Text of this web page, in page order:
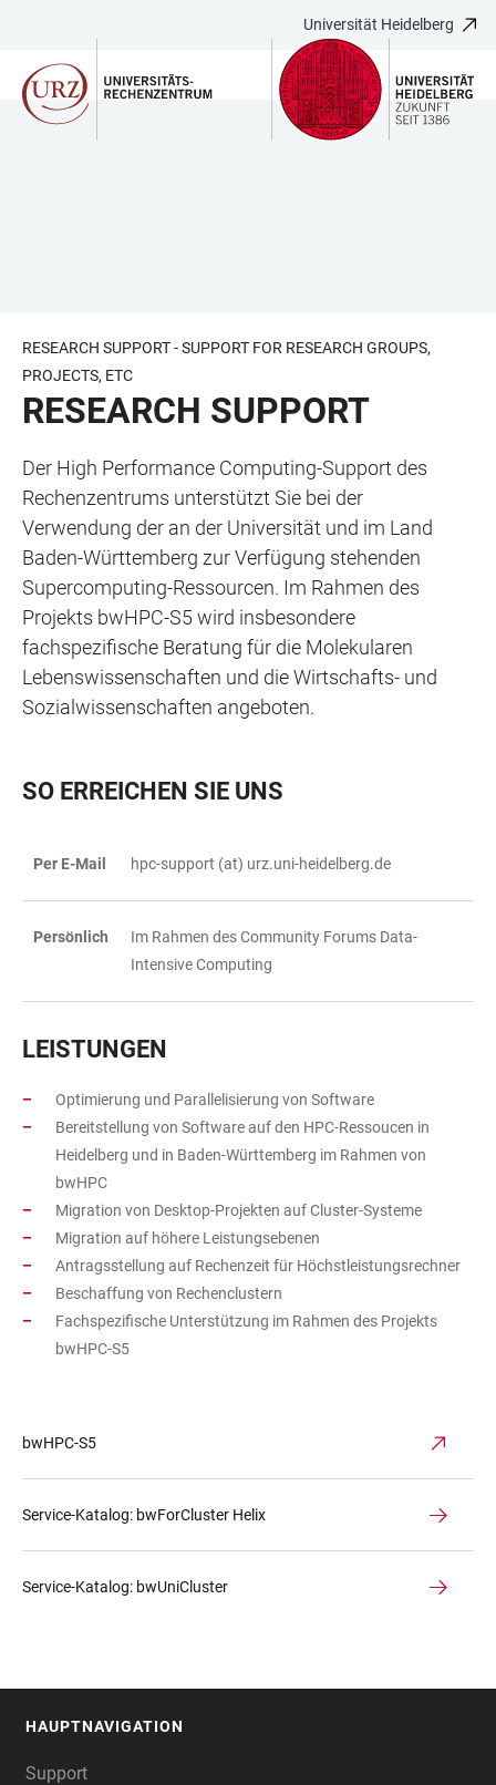
LINKS
ZUR
BARRIEREFREIHEIT
HAUPTINHALT
ÖFFNEN
ÖFFNEN
Universität Heidelberg
RESEARCH SUPPORT - SUPPORT FOR RESEARCH GROUPS,
PROJECTS, ETC
RESEARCH SUPPORT
Der High Performance Computing-Support des
Rechenzentrums unterstützt Sie bei der
Verwendung der an der Universität und im Land
Baden-Württemberg zur Verfügung stehenden
Supercomputing-Ressourcen. Im Rahmen des
Projekts bwHPC-S5 wird insbesondere
fachspezifische Beratung für die Molekularen
Lebenswissenschaften und die Wirtschafts- und
Sozialwissenschaften angeboten.
SO ERREICHEN SIE UNS
Per E-Mail hpc-support (at) urz.uni-heidelberg.de
Persönlich
Im Rahmen des Community Forums Data-
Intensive Computing
LEISTUNGEN
Optimierung und Parallelisierung von Software
Bereitstellung von Software auf den HPC-Ressoucen in
Heidelberg und in Baden-Württemberg im Rahmen von
bwHPC
Migration von Desktop-Projekten auf Cluster-Systeme
Migration auf höhere Leistungsebenen
Antragsstellung auf Rechenzeit für Höchstleistungsrechner
Beschaffung von Rechenclustern
Fachspezifische Unterstützung im Rahmen des Projekts
bwHPC-S5
bwHPC-S5
Service-Katalog: bwForCluster Helix
Service-Katalog: bwUniCluster
HAUPTNAVIGATION
Support